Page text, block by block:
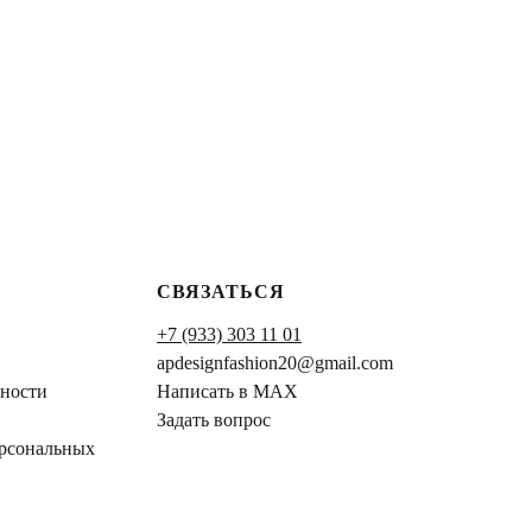
СВЯЗАТЬСЯ
+7 (933) 303 11 01
apdesignfashion20@gmail.com
Написать в MAX
Задать вопрос